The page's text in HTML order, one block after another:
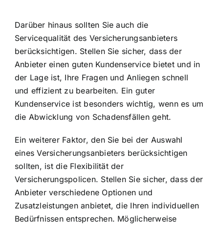
Darüber hinaus sollten Sie auch die
Servicequalität des Versicherungsanbieters
berücksichtigen. Stellen Sie sicher, dass der
Anbieter einen guten Kundenservice bietet und in
der Lage ist, Ihre Fragen und Anliegen schnell
und effizient zu bearbeiten. Ein guter
Kundenservice ist besonders wichtig, wenn es um
die Abwicklung von Schadensfällen geht.
Ein weiterer Faktor, den Sie bei der Auswahl
eines Versicherungsanbieters berücksichtigen
sollten, ist die Flexibilität der
Versicherungspolicen. Stellen Sie sicher, dass der
Anbieter verschiedene Optionen und
Zusatzleistungen anbietet, die Ihren individuellen
Bedürfnissen entsprechen. Möglicherweise